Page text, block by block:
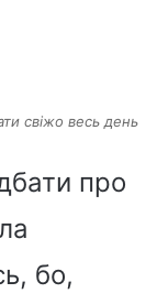
свіжо весь день
про
бо,